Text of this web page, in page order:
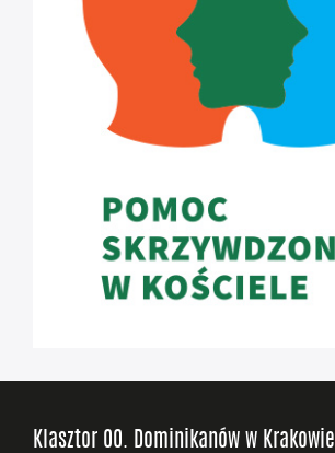
Klasztor OO. Dominikanów w Krakowie